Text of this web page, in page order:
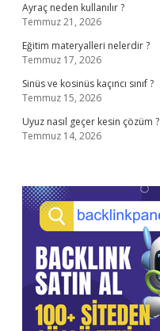
Ayraç neden kullanılır ?
Temmuz 21, 2026
Eğitim materyalleri nelerdir ?
Temmuz 17, 2026
Sinüs ve kosinüs kaçıncı sınıf ?
Temmuz 15, 2026
Uyuz nasıl geçer kesin çözüm ?
Temmuz 14, 2026